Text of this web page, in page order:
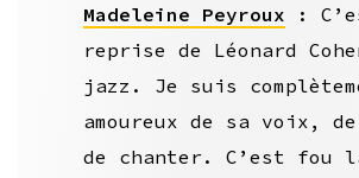
Madeleine Peyroux :
reprise de Léonard
jazz. Je suis
amoureux de sa voix,
de chanter. C’est fou